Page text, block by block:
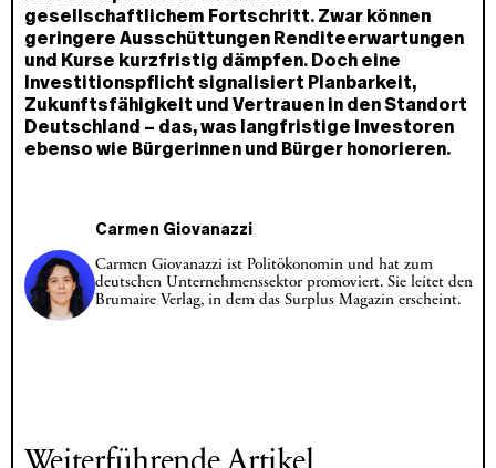
gesellschaftlichem Fortschritt. Zwar können
geringere Ausschüttungen Renditeerwartungen
und Kurse kurzfristig dämpfen. Doch eine
Investitionspflicht signalisiert Planbarkeit,
Zukunftsfähigkeit und Vertrauen in den Standort
Deutschland – das, was langfristige Investoren
ebenso wie Bürgerinnen und Bürger honorieren.
Carmen Giovanazzi
Carmen Giovanazzi ist Politökonomin und hat zum
deutschen Unternehmenssektor promoviert. Sie leitet den
Brumaire Verlag, in dem das Surplus Magazin erscheint.